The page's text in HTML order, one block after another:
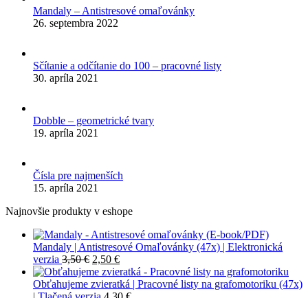
Mandaly – Antistresové omaľovánky
26. septembra 2022
Sčítanie a odčítanie do 100 – pracovné listy
30. apríla 2021
Dobble – geometrické tvary
19. apríla 2021
Čísla pre najmenších
15. apríla 2021
Najnovšie produkty v eshope
Mandaly | Antistresové Omaľovánky (47x) | Elektronická
verzia 3,50€ Pôvodná
cena
bola:
3,50 €.
2,50 €Aktuálna
cena
je:
2,50 €.
Obťahujeme zvieratká | Pracovné listy na grafomotoriku (47x)